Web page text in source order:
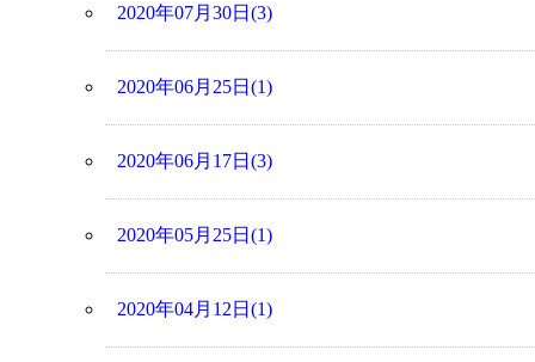
2020年07月30日(3)
2020年06月25日(1)
2020年06月17日(3)
2020年05月25日(1)
2020年04月12日(1)